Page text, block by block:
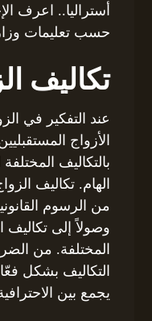
أستراليا.. اعرف
حسب تعليمات
تكاليف
عند التفكير في
الأزواج
بالتكاليف
الهام. تكاليف
من الرسوم
وصولاً إلى تكاليف
المختلفة. من
التكاليف بشكل
يجمع بين